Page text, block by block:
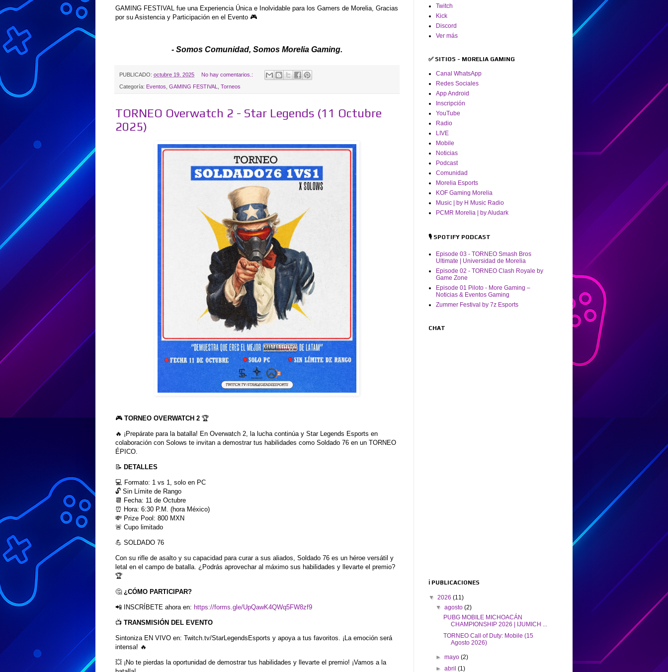
GAMING FESTIVAL fue una Experiencia Única e Inolvidable para los Gamers de Morelia, Gracias
por su Asistencia y Participación en el Evento 🎮
- Somos Comunidad, Somos Morelia Gaming.
PUBLICADO: octubre 19, 2025 No hay comentarios.:
Categoría: Eventos GAMING FESTIVAL Torneos
TORNEO Overwatch 2 - Star Legends (11 Octubre
2025)
🎮 TORNEO OVERWATCH 2 🏆
🔥 ¡Prepárate para la batalla! En Overwatch 2, la lucha continúa y Star Legends Esports en
colaboración con Solows te invitan a demostrar tus habilidades como Soldado 76 en un TORNEO
ÉPICO.
📝 DETALLES
💻 Formato: 1 vs 1, solo en PC
🔓 Sin Límite de Rango
📆 Fecha: 11 de Octubre
⏰ Hora: 6:30 P.M. (hora México)
💸 Prize Pool: 800 MXN
🚨 Cupo limitado
💪 SOLDADO 76
Con su rifle de asalto y su capacidad para curar a sus aliados, Soldado 76 es un héroe versátil y
letal en el campo de batalla. ¿Podrás aprovechar al máximo sus habilidades y llevarte el premio?
🏆
🤔 ¿CÓMO PARTICIPAR?
📲 INSCRÍBETE ahora en: https://forms.gle/UpQawK4QWq5FW8zf9
📺 TRANSMISIÓN DEL EVENTO
Sintoniza EN VIVO en: Twitch.tv/StarLegendsEsports y apoya a tus favoritos. ¡La emoción será
intensa! 🔥
💥 ¡No te pierdas la oportunidad de demostrar tus habilidades y llevarte el premio! ¡Vamos a la
Twitch
Kick
Discord
Ver más
✅ SITIOS - MORELIA GAMING
Canal WhatsApp
Redes Sociales
App Android
Inscripción
YouTube
Radio
LIVE
Mobile
Noticias
Podcast
Comunidad
Morelia Esports
KOF Gaming Morelia
Music | by H Music Radio
PCMR Morelia | by Aludark
🎙️ SPOTIFY PODCAST
Episode 03 - TORNEO Smash Bros
Ultimate | Universidad de Morelia
Episode 02 - TORNEO Clash Royale by
Game Zone
Episode 01 Piloto - More Gaming –
Noticias & Eventos Gaming
Zummer Festival by ‪7z Esports
CHAT
ℹ️ PUBLICACIONES
▼ 2026 (11)
▼agosto(2)
PUBG MOBILE MICHOACÁN
CHAMPIONSHIP 2026 | IJUMICH ...
TORNEO Call of Duty: Mobile (15
Agosto 2026)
►mayo(2)
►abril(1)